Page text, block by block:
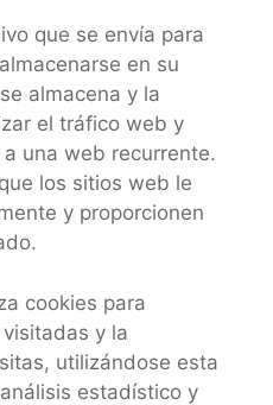
que se envía para
en su
almacena y la
el tráfico web y
una web recurrente.
los sitios web le
y proporcionen
cookies para
y la
utilizándose esta
estadístico y